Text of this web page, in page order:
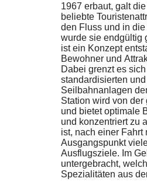
1967 erbaut, galt
beliebte
den Fluss und in
wurde sie endgültig
ist ein Konzept
Bewohner und
Dabei grenzt es
standardisierten
Seilbahnanlagen
Station wird von
und bietet optimale
und konzentriert zu
ist, nach einer Fahrt
Ausgangspunkt
Ausflugsziele. Im
untergebracht,
Spezialitäten aus